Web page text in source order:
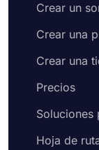
Crear un
Crear una
Crear una
Precios
Soluciones
Hoja de